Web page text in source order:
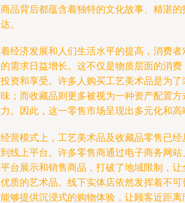
品背后都蕴含着独特的文化故事、精湛
。
经济发展和人们生活水平的提高，消费
需求日益增长。这不仅是物质层面的消
资和享受。许多人购买工艺美术品是为
；而收藏品则更多被视为一种资产配置
。因此，这一零售市场呈现出多元化和高
营模式上，工艺美术品及收藏品零售已
线上平台。许多零售商通过电子商务网
台展示和销售商品，打破了地域限制，
质的艺术品。线下实体店依然发挥着不
够提供沉浸式的购物体验，让顾客近距